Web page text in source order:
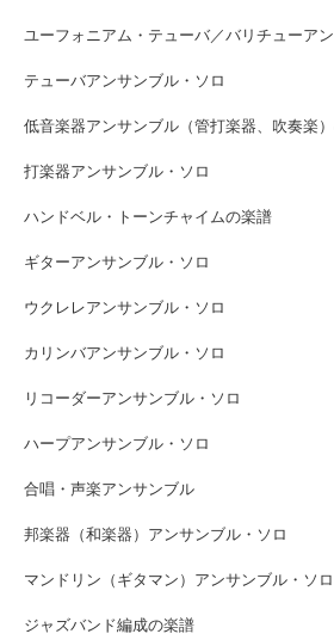
ユーフォニアム・テューバ／バリチューア
テューバアンサンブル・ソロ
低音楽器アンサンブル（管打楽器、吹奏楽
打楽器アンサンブル・ソロ
ハンドベル・トーンチャイムの楽譜
ギターアンサンブル・ソロ
ウクレレアンサンブル・ソロ
カリンバアンサンブル・ソロ
リコーダーアンサンブル・ソロ
ハープアンサンブル・ソロ
合唱・声楽アンサンブル
邦楽器（和楽器）アンサンブル・ソロ
マンドリン（ギタマン）アンサンブル・ソロ
ジャズバンド編成の楽譜